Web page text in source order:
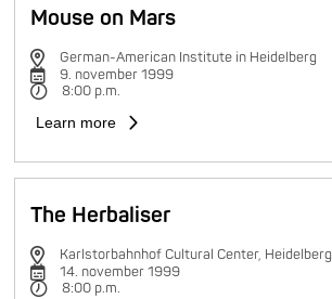
Mouse on Mars
German-American Institute in Heidelberg
9. november 1999
8:00 p.m.
Learn more
The Herbaliser
Karlstorbahnhof Cultural Center, Heidelberg
14. november 1999
8:00 p.m.